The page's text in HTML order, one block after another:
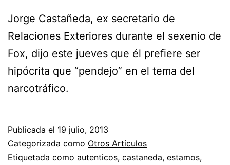
Jorge Castañeda, ex secretario de
Relaciones Exteriores durante el sexenio de
Fox, dijo este jueves que él prefiere ser
hipócrita que “pendejo” en el tema del
narcotráfico.
Publicada el 19 julio, 2013
Categorizada como Otros Artículos
Etiquetada como autenticos, castaneda, estamos,